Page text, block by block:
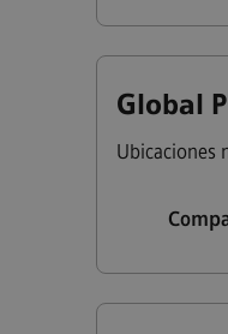
Global
Ubicaciones